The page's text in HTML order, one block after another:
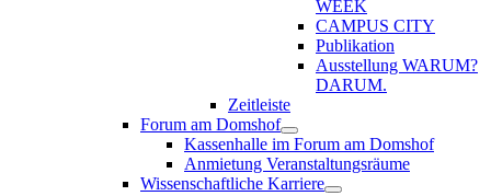
WEEK
CAMPUS CITY
Publikation
Ausstellung WARUM?
DARUM.
Zeitleiste
Forum am Domshof
Kassenhalle im Forum am Domshof
Anmietung Veranstaltungsräume
Wissenschaftliche Karriere